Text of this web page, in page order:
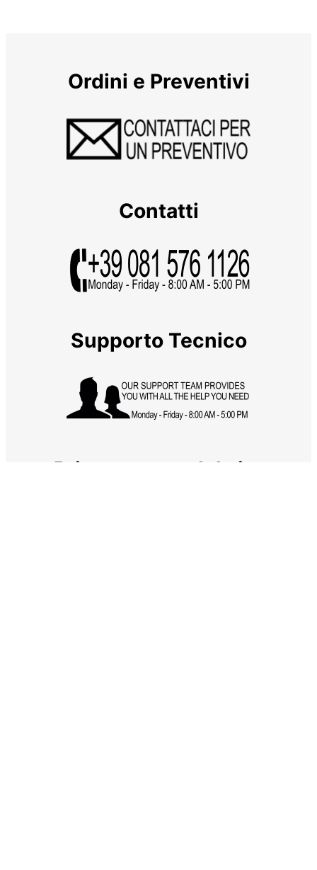
Ordini e Preventivi
Contatti
Supporto Tecnico
Privacy e uso del sito